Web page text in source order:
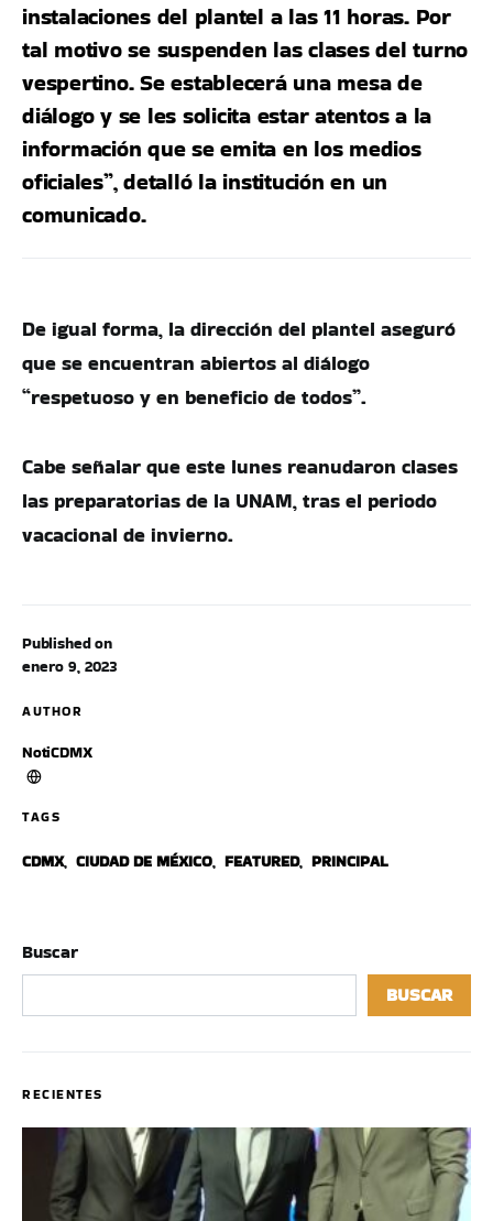
Published on
enero 9, 2023
AUTHOR
NotiCDMX
TAGS
CDMX, CIUDAD DE MÉXICO, FEATURED, PRINCIPAL
instalaciones del plantel a las 11 horas. Por
tal motivo se suspenden las clases del turno
vespertino. Se establecerá una mesa de
diálogo y se les solicita estar atentos a la
información que se emita en los medios
oficiales”, detalló la institución en un
comunicado.
De igual forma, la dirección del plantel aseguró
que se encuentran abiertos al diálogo
“respetuoso y en beneficio de todos”.
Cabe señalar que este lunes reanudaron clases
las preparatorias de la UNAM, tras el periodo
vacacional de invierno.
Buscar
BUSCAR
RECIENTES